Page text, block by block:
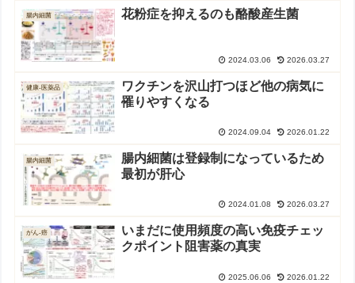
腸内細菌 花粉症を抑えるのも酪酸産生菌
2024.03.06 2026.03.27
健康-医薬品
ワクチンを沢山打つほど他の病気に
罹りやすくなる
2024.09.04 2026.01.22
腸内細菌
腸内細菌は登録制になっているため
最初が肝心
2024.01.08 2026.03.27
がん-癌
いまだに使用頻度の高い免疫チェッ
クポイント阻害薬の真実
2025.06.06 2026.01.22